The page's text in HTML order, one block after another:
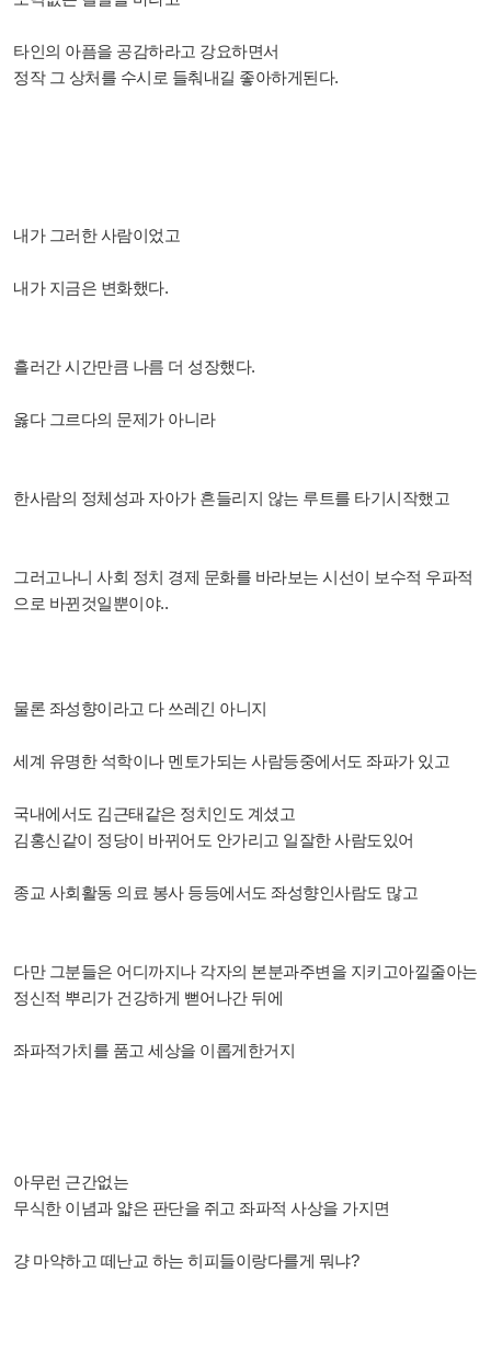
타인의 아픔을 공감하라고 강요하면서
정작 그 상처를 수시로 들춰내길 좋아하게된다.
내가 그러한 사람이었고
내가 지금은 변화했다.
흘러간 시간만큼 나름 더 성장했다.
옳다 그르다의 문제가 아니라
한사람의 정체성과 자아가 흔들리지 않는 루트를 타기시작했고
그러고나니 사회 정치 경제 문화를 바라보는 시선이 보수적 우파적
으로 바뀐것일뿐이야..
물론 좌성향이라고 다 쓰레긴 아니지
세계 유명한 석학이나 멘토가되는 사람등중에서도 좌파가 있고
국내에서도 김근태같은 정치인도 계셨고
김홍신같이 정당이 바뀌어도 안가리고 일잘한 사람도있어
종교 사회활동 의료 봉사 등등에서도 좌성향인사람도 많고
다만 그분들은 어디까지나 각자의 본분과주변을 지키고아낄줄아는
정신적 뿌리가 건강하게 뻗어나간 뒤에
좌파적가치를 품고 세상을 이롭게한거지
아무런 근간없는
무식한 이념과 얇은 판단을 쥐고 좌파적 사상을 가지면
걍 마약하고 떼난교 하는 히피들이랑다를게 뭐냐?